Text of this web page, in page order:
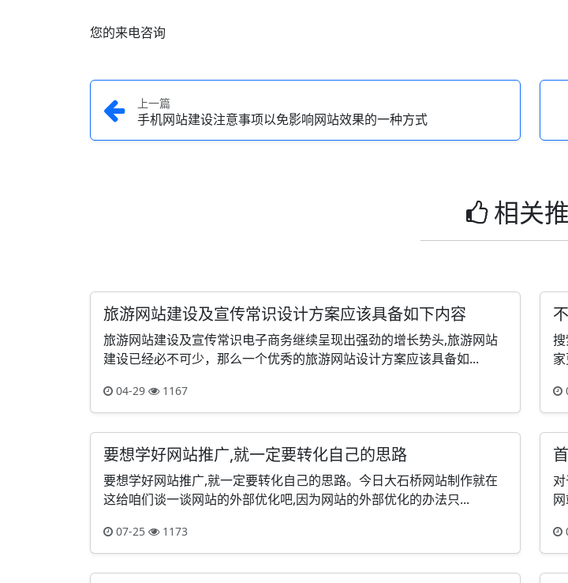
您的来电咨询
上一篇
手机网站建设注意事项以免影响网站效果的一种方式
相关
旅游网站建设及宣传常识设计方案应该具备如下内容
旅游网站建设及宣传常识电子商务继续呈现出强劲的增长势头,旅游网站
建设已经必不可少，那么一个优秀的旅游网站设计方案应该具备如...
04-29 1167
要想学好网站推广,就一定要转化自己的思路
要想学好网站推广,就一定要转化自己的思路。今日大石桥网站制作就在
这给咱们谈一谈网站的外部优化吧,因为网站的外部优化的办法只...
07-25 1173